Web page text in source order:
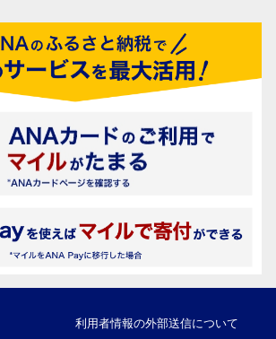
利用者情報の外部送信について